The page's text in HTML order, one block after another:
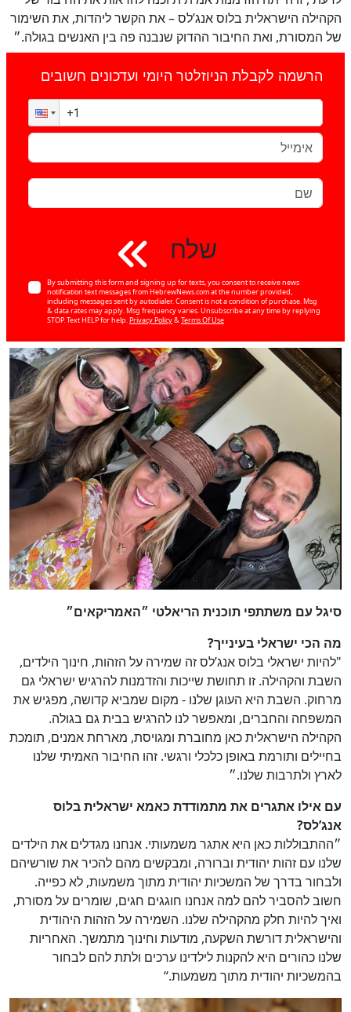
הקהילה הישראלית בלוס אנג’לס – את הקשר ליהדות, את השימור
של המסורת, ואת החיבור ההדוק שנבנה פה בין האנשים בגולה.״
הרשמה לקבלת הניוזלטר היומי ועדכונים חשובים
שלח
By submitting this form and signing up for texts, you consent to receive news
notification text messages from HebrewNews.com at the number provided,
including messages sent by autodialer. Consent is not a condition of purchase. Msg
& data rates may apply. Msg frequency varies. Unsubscribe at any time by replying
STOP. Text HELP for help.Privacy Policy&Terms Of Use
סיגל עם משתתפי תוכנית הריאלטי ״האמריקאים״
מה הכי ישראלי בעינייך?
"להיות ישראלי בלוס אנג’לס זה שמירה על הזהות, חינוך הילדים,
השבת והקהילה. זו תחושת שייכות והזדמנות להרגיש ישראלי גם
מרחוק. השבת היא העוגן שלנו - מקום שמביא קדושה, מפגיש את
המשפחה והחברים, ומאפשר לנו להרגיש בבית גם בגולה.
הקהילה הישראלית כאן מחוברת ומגויסת, מארחת אמנים, תומכת
בחיילים ותורמת באופן כלכלי ורגשי. זהו החיבור האמיתי שלנו
לארץ ולתרבות שלנו.״
עם אילו אתגרים את מתמודדת כאמא ישראלית בלוס
אנג’לס?
״ההתבוללות כאן היא אתגר משמעותי. אנחנו מגדלים את הילדים
שלנו עם זהות יהודית וברורה, ומבקשים מהם להכיר את שורשיהם
ולבחור בדרך של המשכיות יהודית מתוך משמעות, לא כפייה.
חשוב להסביר להם למה אנחנו חוגגים חגים, שומרים על מסורת,
ואיך להיות חלק מהקהילה שלנו. השמירה על הזהות היהודית
והישראלית דורשת השקעה, מודעות וחינוך מתמשך. האחריות
שלנו כהורים היא להקנות לילדינו ערכים ולתת להם לבחור
בהמשכיות יהודית מתוך משמעות.“
100%כן